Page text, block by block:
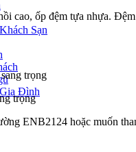
Sạn
Đình
cao, ốp đệm tựa nhựa.
trọng
ENB2124 hoặc muốn